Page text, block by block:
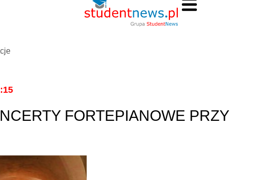
FORTEPIANOWE PRZY